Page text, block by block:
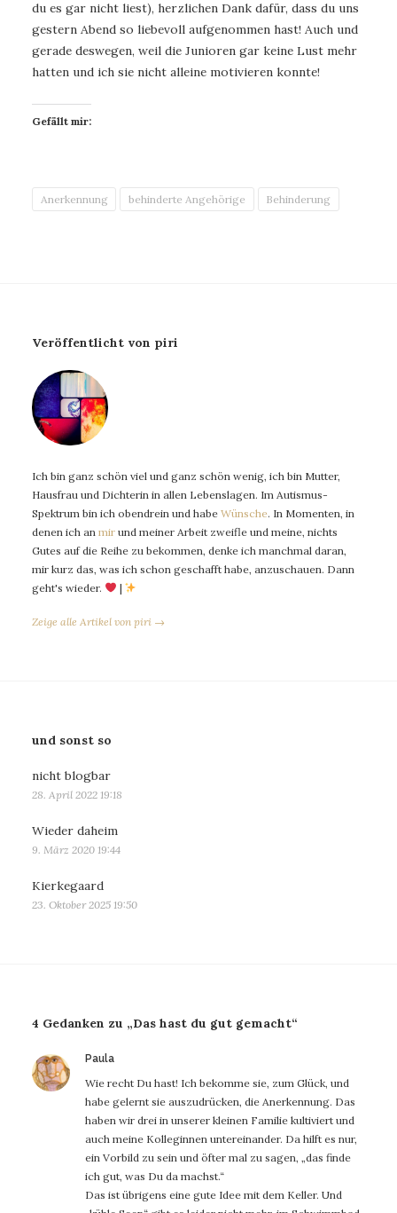
du es gar nicht liest), herzlichen Dank dafür, dass du uns
gestern Abend so liebevoll aufgenommen hast! Auch und
gerade deswegen, weil die Junioren gar keine Lust mehr
hatten und ich sie nicht alleine motivieren konnte!
Gefällt mir:
Anerkennung behinderte Angehörige Behinderung
Veröffentlicht von piri
Ich bin ganz schön viel und ganz schön wenig, ich bin Mutter,
Hausfrau und Dichterin in allen Lebenslagen. Im Autismus-
Spektrum bin ich obendrein und habe Wünsche. In Momenten, in
denen ich an mir und meiner Arbeit zweifle und meine, nichts
Gutes auf die Reihe zu bekommen, denke ich manchmal daran,
mir kurz das, was ich schon geschafft habe, anzuschauen. Dann
geht's wieder.
|
Zeige alle Artikel von piri →
und sonst so
nicht blogbar
28. April 2022 19:18
Wieder daheim
9. März 2020 19:44
Kierkegaard
23. Oktober 2025 19:50
4 Gedanken zu „Das hast du gut gemacht“
Paulasagt:
Wie recht Du hast! Ich bekomme sie, zum Glück, und
habe gelernt sie auszudrücken, die Anerkennung. Das
haben wir drei in unserer kleinen Familie kultiviert und
auch meine Kolleginnen untereinander. Da hilft es nur,
ein Vorbild zu sein und öfter mal zu sagen, „das finde
ich gut, was Du da machst.“
Das ist übrigens eine gute Idee mit dem Keller. Und